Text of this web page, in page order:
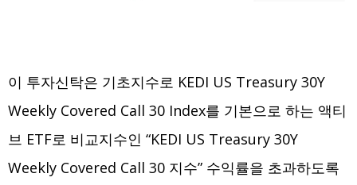
이 투자신탁은 기초지수로 KEDI US Treasury 30Y
Weekly Covered Call 30 Index를 기본으로 하는 액티
브 ETF로 비교지수인 “KEDI US Treasury 30Y
Weekly Covered Call 30 지수” 수익률을 초과하도록